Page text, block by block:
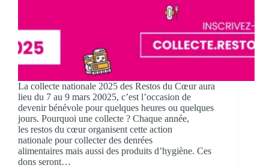
La collecte nationale 2025 des Restos du Cœur aura
lieu du 7 au 9 mars 20025, c’est l’occasion de
devenir bénévole pour quelques heures ou quelques
jours. Pourquoi une collecte ? Chaque année,
les restos du cœur organisent cette action
nationale pour collecter des denrées
alimentaires mais aussi des produits d’hygiène. Ces
dons seront…